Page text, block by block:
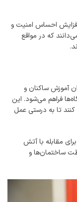
احساس امنیت و
که در مواقع
آموزش ساکنان و
فراهم می‌شود. این
کنند تا به درستی عمل
مقابله با آتش
ساختمان‌ها و